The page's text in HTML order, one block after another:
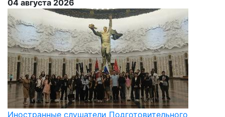
04 августа 2026
Иностранные слушатели Подготовительного